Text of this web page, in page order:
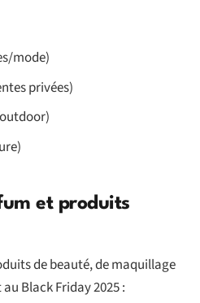
mode)
privées)
et produits
de beauté, de maquillage
Black Friday 2025 :